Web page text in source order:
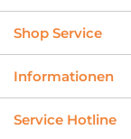
Shop Service
Informationen
Service Hotline